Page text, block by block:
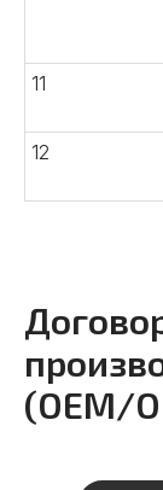
11
12
(OEM/
высокое